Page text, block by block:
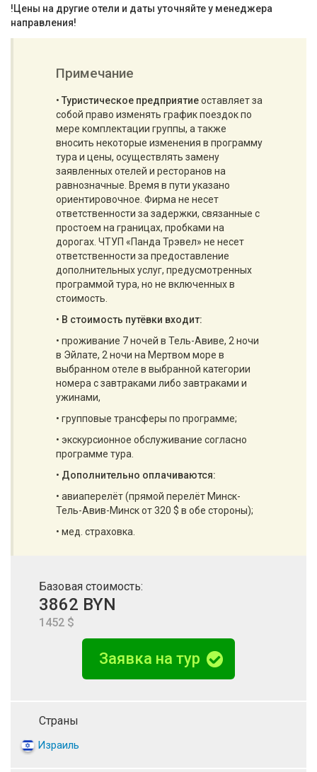
!Цены на другие отели и даты уточняйте у менеджера
направления!
Примечание
• Туристическое предприятиеоставляет за
собой право изменять график поездок по
мере комплектации группы, а также
вносить некоторые изменения в программу
тура и цены, осуществлять замену
заявленных отелей и ресторанов на
равнозначные. Время в пути указано
ориентировочное. Фирма не несет
ответственности за задержки, связанные с
простоем на границах, пробками на
дорогах. ЧТУП «Панда Трэвел» не несет
ответственности за предоставление
дополнительных услуг, предусмотренных
программой тура, но не включенных в
стоимость.
• В стоимость путёвки входит:
• проживание 7 ночей в Тель-Авиве, 2 ночи
в Эйлате, 2 ночи на Мертвом море в
выбранном отеле в выбранной категории
номера с завтраками либо завтраками и
ужинами,
• групповые трансферы по программе;
• экскурсионное обслуживание согласно
программе тура.
• Дополнительно оплачиваются:
• авиаперелёт (прямой перелёт Минск-
Тель-Авив-Минск от 320 $ в обе стороны);
• мед. страховка.
Базовая стоимость:
3862 BYN
1452 $
Заявка на тур
Страны
Израиль